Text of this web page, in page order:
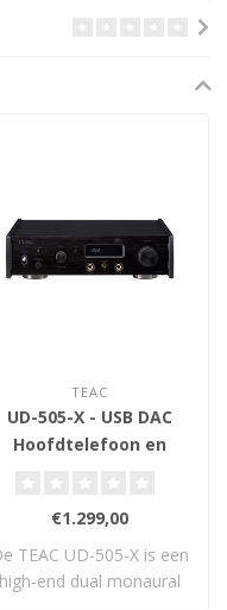
TEAC
UD-505-X - USB DAC
Hoofdtelefoon en
€1.299,00
TEAC UD-505-X is een
high-end dual monaural